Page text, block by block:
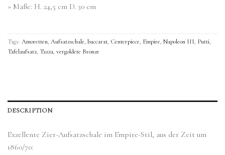
» Maße: H. 24,5 cm D. 30 cm
Tags: Amoretten, Aufsatzschale, baccarat, Centerpiece, Empire, Napoleon III, Putti,
Tafelaufsatz, Tazza, vergoldete Bronze
DESCRIPTION
Exzellente Zier-Aufsatzschale im Empire-Stil, aus der Zeit um
1860/70: